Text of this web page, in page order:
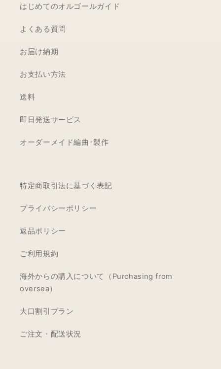
はじめてのオルゴールガイド
よくある質問
お届け納期
お支払い方法
送料
即日発送サービス
オーダーメイド編曲･製作
特定商取引法に基づく表記
プライバシーポリシー
返品ポリシー
ご利用規約
海外からの購入について（Purchasing from
oversea）
大口割引プラン
ご注文・配送状況